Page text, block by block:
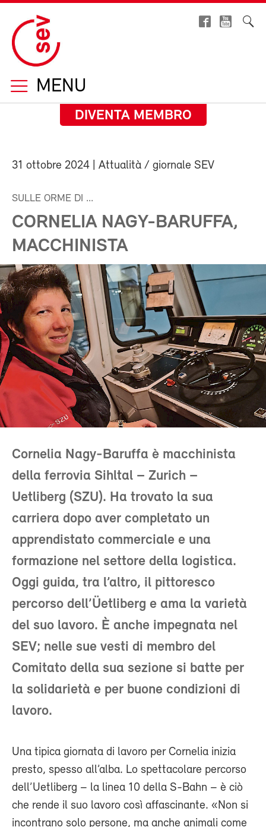
MENU
DIVENTA MEMBRO
31 ottobre 2024 | Attualità / giornale SEV
SULLE ORME DI ...
CORNELIA NAGY-BARUFFA,
MACCHINISTA
Cornelia Nagy-Baruffa è macchinista
della ferrovia Sihltal – Zurich –
Uetliberg (SZU). Ha trovato la sua
carriera dopo aver completato un
apprendistato commerciale e una
formazione nel settore della logistica.
Oggi guida, tra l’altro, il pittoresco
percorso dell’Üetliberg e ama la varietà
del suo lavoro. È anche impegnata nel
SEV; nelle sue vesti di membro del
Comitato della sua sezione si batte per
la solidarietà e per buone condizioni di
lavoro.
Una tipica giornata di lavoro per Cornelia inizia
presto, spesso all’alba. Lo spettacolare percorso
dell’Uetliberg – la linea 10 della S-Bahn – è ciò
che rende il suo lavoro così affascinante. «Non si
incontrano solo persone, ma anche animali come